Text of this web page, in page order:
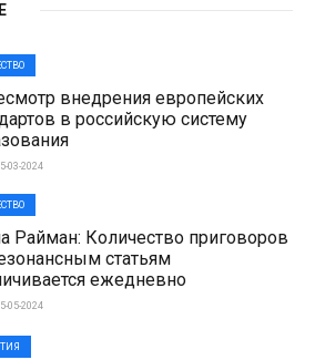
внедрения европейских
в российскую систему
03-2024
Райман: Количество приговоров
статьям
ежедневно
05-2024